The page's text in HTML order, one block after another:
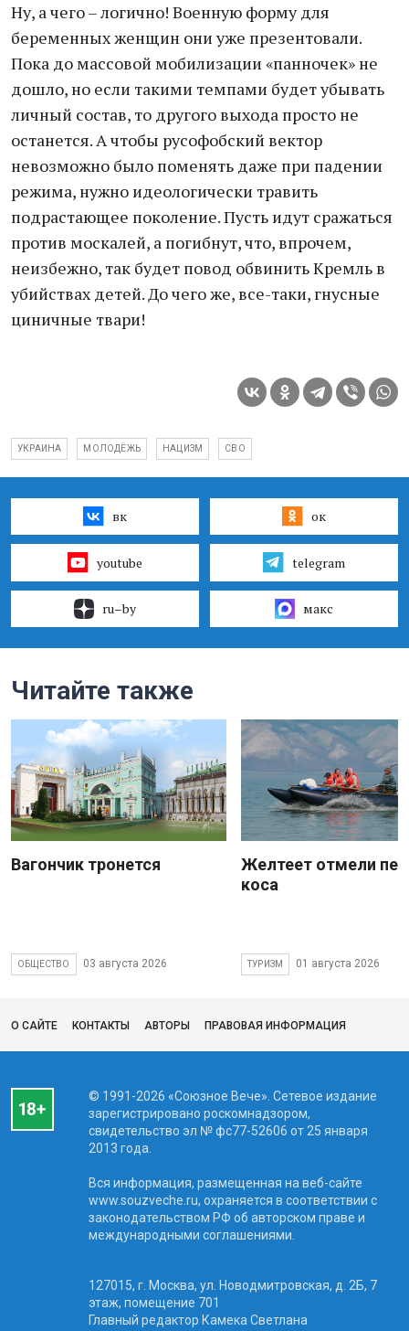
Ну, а чего – логично! Военную форму для
беременных женщин они уже презентовали.
Пока до массовой мобилизации «панночек» не
дошло, но если такими темпами будет убывать
личный состав, то другого выхода просто не
останется. А чтобы русофобский вектор
невозможно было поменять даже при падении
режима, нужно идеологически травить
подрастающее поколение. Пусть идут сражаться
против москалей, а погибнут, что, впрочем,
неизбежно, так будет повод обвинить Кремль в
убийствах детей. До чего же, все-таки, гнусные
циничные твари!
УКРАИНА МОЛОДЁЖЬ НАЦИЗМ СВО
вк ок
youtube telegram
ru–by макс
Читайте также
Вагончик тронется
ОБЩЕСТВО 03 августа 2026
Желтеет отмели
коса
ТУРИЗМ 01 августа 2026
О САЙТЕ КОНТАКТЫ АВТОРЫ ПРАВОВАЯ ИНФОРМАЦИЯ
© 1991-2026 «Союзное Вече». Сетевое издание
зарегистрировано роскомнадзором,
свидетельство эл № фc77-52606 от 25 января
2013 года.
Вся информация, размещенная на веб-сайте
www.souzveche.ru, охраняется в соответствии с
законодательством РФ об авторском праве и
международными соглашениями.
127015, г. Москва, ул. Новодмитровская, д. 2Б, 7
этаж, помещение 701
Главный редактор Камека Светлана